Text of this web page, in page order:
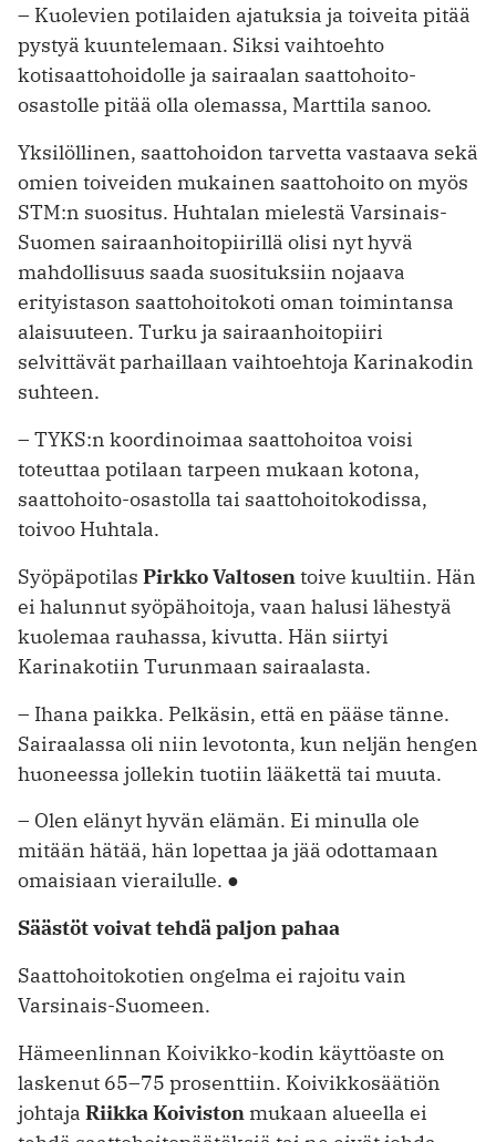
– Kuolevien potilaiden ajatuksia ja toiveita pitää
pystyä kuuntelemaan. Siksi vaihtoehto
kotisaattohoidolle ja sairaalan saattohoito-
osastolle pitää olla olemassa, Marttila sanoo.
Yksilöllinen, saattohoidon tarvetta vastaava sekä
omien toiveiden mukainen saattohoito on myös
STM:n suo­situs. Huhtalan mielestä Varsinais-
Suomen sairaanhoitopiirillä olisi nyt hyvä
mahdollisuus saada suosituksiin nojaava
erityistason saattohoitokoti oman toimintansa
alaisuuteen. Turku ja sairaanhoitopiiri
selvittävät par­haillaan vaihtoehtoja Karinakodin
suhteen.
– TYKS:n koordinoimaa saattohoitoa voisi
toteuttaa potilaan tarpeen mukaan kotona,
saattohoito-osastolla tai saattohoitokodissa,
toivoo Huhtala.
Syöpäpotilas Pirkko Valtosen toive kuultiin. Hän
ei halunnut syöpähoitoja, vaan halusi lähestyä
kuolemaa rauhassa, kivutta. Hän siirtyi
Karinakotiin Turunmaan sairaalasta.
– Ihana paikka. Pelkäsin, että en pääse tänne.
Sairaalassa oli niin levotonta, kun neljän hengen
huoneessa jollekin tuotiin lääkettä tai muuta.
– Olen elänyt hyvän elämän. Ei minulla ole
mitään hätää, hän lopettaa ja jää odottamaan
omaisiaan vierailulle. ●
Säästöt voivat tehdä paljon pahaa
Saattohoitokotien ongelma ei rajoitu vain
Varsinais-Suomeen.
Hämeenlinnan Koivikko-kodin käyttöaste on
laskenut 65–75 prosenttiin. Koivikkosäätiön
johtaja Riikka Koi­viston mukaan alueella ei